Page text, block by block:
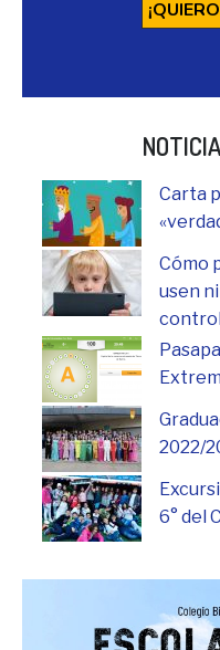
Carta
Cómo
usen
2022/
6° del